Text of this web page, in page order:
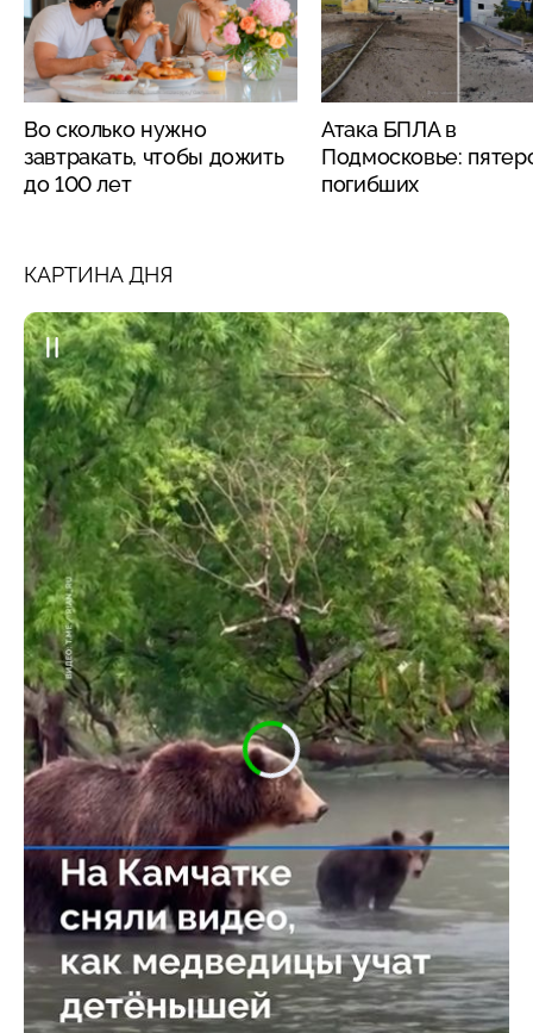
Во сколько нужно
завтракать, чтобы дожить
до 100 лет
Атака БПЛА в
Подмосковье:
погибших
КАРТИНА ДНЯ